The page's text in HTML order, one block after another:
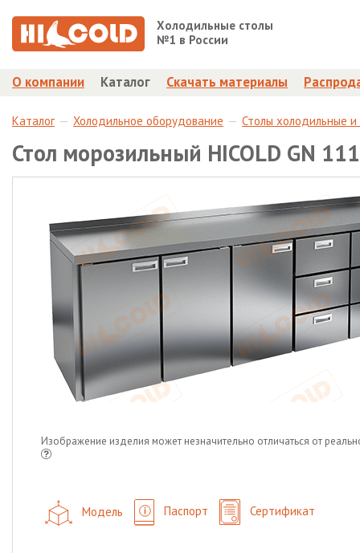
Холодильные столы
№1 в России
О компании Каталог Скачать материалы
Каталог Холодильное оборудование Столы холодильные
Стол морозильный HICOLD GN
Изображение изделия может незначительно отличаться от
Модель Паспорт Сертификат